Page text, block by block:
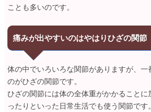
ことも多いのです。
痛みが出やすいのはやはりひざの関節
体の中でいろいろな関節がありますが、一
のがひざの関節です。
ひざの関節には体の全体重がかかることに
ったりといった日常生活でも使う関節です。